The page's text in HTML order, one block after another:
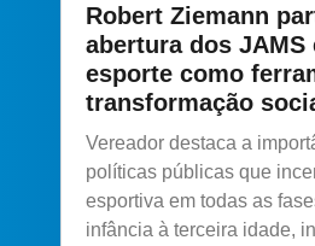
Robert Ziemann
abertura dos JAMS
esporte como
transformação
Vereador destaca a
políticas públicas que
esportiva em todas as
infância à terceira idade,